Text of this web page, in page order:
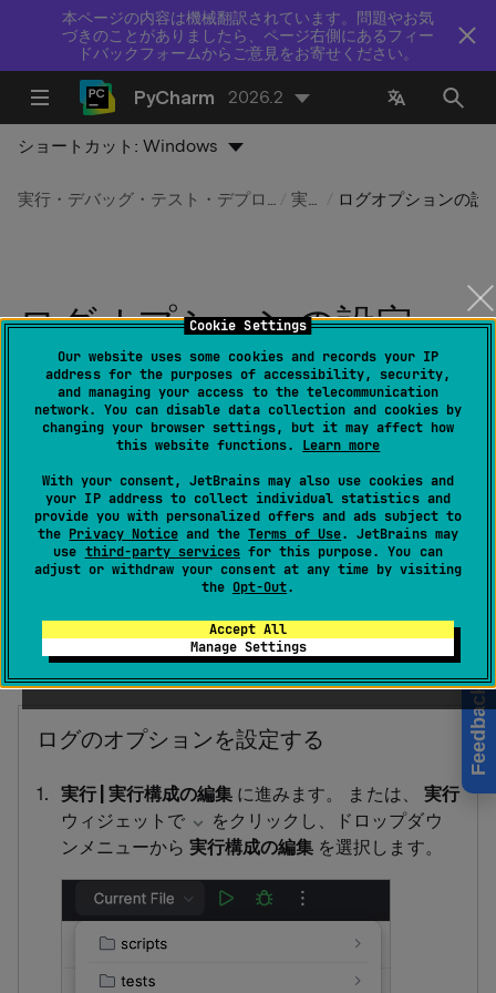
Cookie Settings
Our website uses some cookies and records your IP
address for the purposes of accessibility, security,
and managing your access to the telecommunication
network. You can disable data collection and cookies by
changing your browser settings, but it may affect how
this website functions. Learn more
With your consent, JetBrains may also use cookies and
your IP address to collect individual statistics and
provide you with personalized offers and ads subject to
the Privacy Noticeand the Terms of Use. JetBrains may
use third-party servicesfor this purpose. You can
adjust or withdraw your consent at any time by visiting
the Opt-Out.
Accept All
Manage Settings
本ページの内容は機械翻訳されています。問題やお気
づきのことがありましたら、ページ右側にあるフィー
ドバックフォームからご意見をお寄せください。
Feedback
PyCharm 2026.2
ショートカット:Windows
実行・デバッグ・テスト・デプロイ 実行
ログオプションの設定
最終更新日： 2026 年 7 月 14 日
実行 / デバッグ構成ダイアログのログタブを使用して、
グファイルがコンソールに表示される方法を設定しま
す。
アプリケーションまたはサーバーがログファイルを生成
グ構成ダイアログのログファイルリストに追加されま
す。
ログのオプションを設定する
実行 | 実行構成の編集 に進みます。 または、 実行
ウィジェットで
をクリックし、ドロップダウ
ンメニューから実行構成の編集 を選択します。